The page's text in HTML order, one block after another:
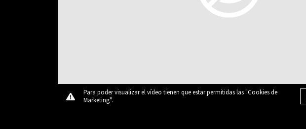
Para poder visualizar el vídeo tienen que estar permitidas las "Cookies de
Marketing".